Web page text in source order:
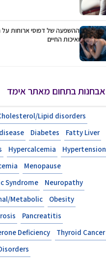
ההשפעה של דפוסי ארוחות על
ואיכות החיים
אבחנות בתחום מאתר אימד
Lipid disorders
Diabetes
Fatty Liver
Hypercalcemia
Hypertension
Menopause
Syndrome
Neuropathy
Metabolic
Obesity
Pancreatitis
Deficiency
Thyroid Cancer